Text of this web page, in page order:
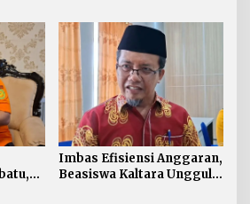
Imbas Efisiensi Anggaran,
Beasiswa Kaltara Unggul